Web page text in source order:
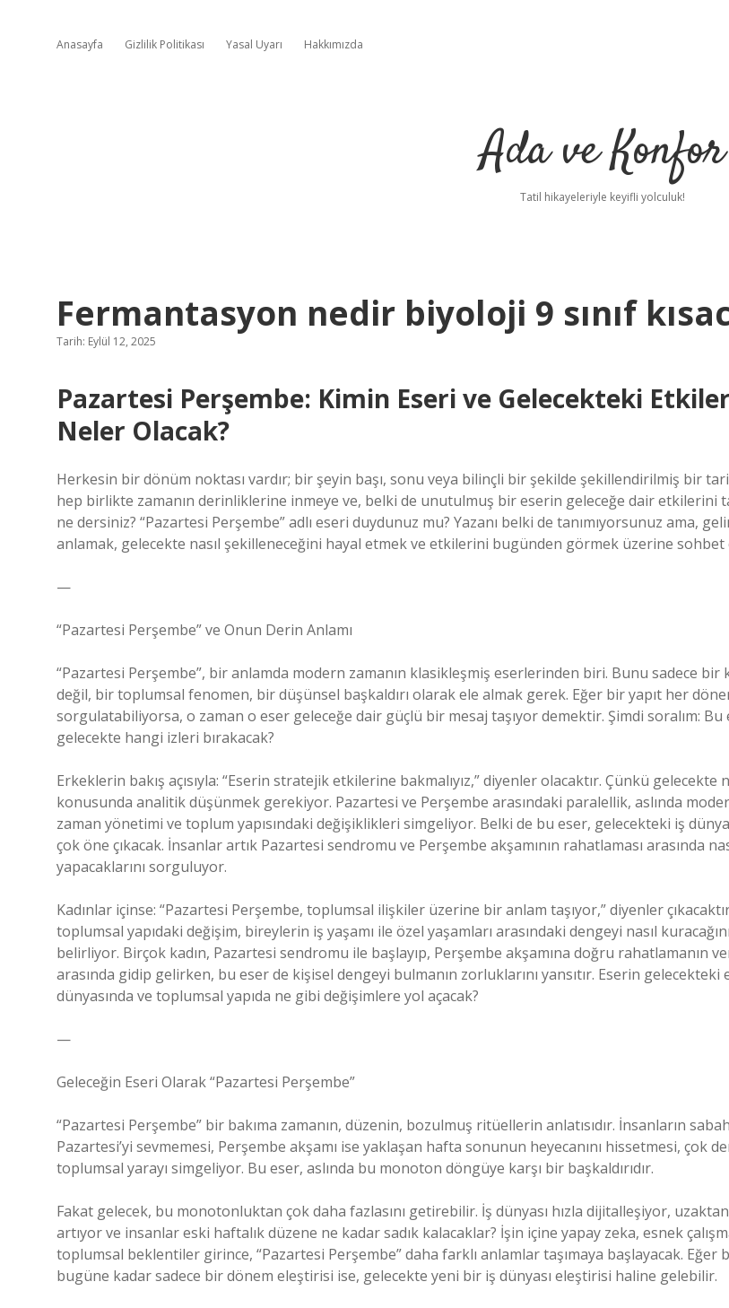
Anasayfa Gizlilik Politikası Yasal Uyarı Hakkımızda
Ada ve Konfor
Tatil hikayeleriyle keyifli yolculuk!
Fermantasyon nedir biyoloji 9 sınıf
Tarih: Eylül 12, 2025
Pazartesi Perşembe: Kimin Eseri ve Gelecekteki
Neler Olacak?
Herkesin bir dönüm noktası vardır; bir şeyin başı, sonu veya bilinçli bir şekilde şekillendirilmiş bir
hep birlikte zamanın derinliklerine inmeye ve, belki de unutulmuş bir eserin geleceğe dair etkilerini
ne dersiniz? “Pazartesi Perşembe” adlı eseri duydunuz mu? Yazanı belki de tanımıyorsunuz ama,
anlamak, gelecekte nasıl şekilleneceğini hayal etmek ve etkilerini bugünden görmek üzerine sohbet
—
“Pazartesi Perşembe” ve Onun Derin Anlamı
“Pazartesi Perşembe”, bir anlamda modern zamanın klasikleşmiş eserlerinden biri. Bunu sadece bir
değil, bir toplumsal fenomen, bir düşünsel başkaldırı olarak ele almak gerek. Eğer bir yapıt her
sorgulatabiliyorsa, o zaman o eser geleceğe dair güçlü bir mesaj taşıyor demektir. Şimdi soralım: Bu
gelecekte hangi izleri bırakacak?
Erkeklerin bakış açısıyla: “Eserin stratejik etkilerine bakmalıyız,” diyenler olacaktır. Çünkü gelecekte
konusunda analitik düşünmek gerekiyor. Pazartesi ve Perşembe arasındaki paralellik, aslında
zaman yönetimi ve toplum yapısındaki değişiklikleri simgeliyor. Belki de bu eser, gelecekteki iş
çok öne çıkacak. İnsanlar artık Pazartesi sendromu ve Perşembe akşamının rahatlaması arasında
yapacaklarını sorguluyor.
Kadınlar içinse: “Pazartesi Perşembe, toplumsal ilişkiler üzerine bir anlam taşıyor,” diyenler
toplumsal yapıdaki değişim, bireylerin iş yaşamı ile özel yaşamları arasındaki dengeyi nasıl
belirliyor. Birçok kadın, Pazartesi sendromu ile başlayıp, Perşembe akşamına doğru rahatlamanın
arasında gidip gelirken, bu eser de kişisel dengeyi bulmanın zorluklarını yansıtır. Eserin gelecekteki
dünyasında ve toplumsal yapıda ne gibi değişimlere yol açacak?
—
Geleceğin Eseri Olarak “Pazartesi Perşembe”
“Pazartesi Perşembe” bir bakıma zamanın, düzenin, bozulmuş ritüellerin anlatısıdır. İnsanların sabah
Pazartesi’yi sevmemesi, Perşembe akşamı ise yaklaşan hafta sonunun heyecanını hissetmesi, çok
toplumsal yarayı simgeliyor. Bu eser, aslında bu monoton döngüye karşı bir başkaldırıdır.
Fakat gelecek, bu monotonluktan çok daha fazlasını getirebilir. İş dünyası hızla dijitalleşiyor, uzaktan
artıyor ve insanlar eski haftalık düzene ne kadar sadık kalacaklar? İşin içine yapay zeka, esnek
toplumsal beklentiler girince, “Pazartesi Perşembe” daha farklı anlamlar taşımaya başlayacak. Eğer
bugüne kadar sadece bir dönem eleştirisi ise, gelecekte yeni bir iş dünyası eleştirisi haline gelebilir.